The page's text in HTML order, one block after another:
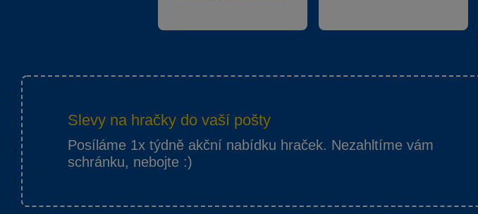
Slevy na hračky do vaší pošty
Posíláme 1x týdně akční nabídku hraček. Nezahltíme vám
schránku, nebojte :)